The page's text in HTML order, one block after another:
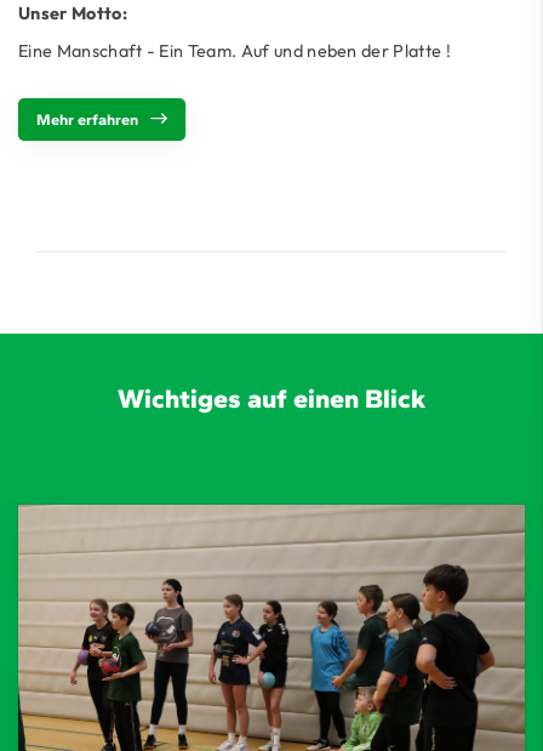
Unser Motto:
Eine Manschaft - Ein Team. Auf und neben der Platte !
Mehr erfahren
Wichtiges auf einen Blick